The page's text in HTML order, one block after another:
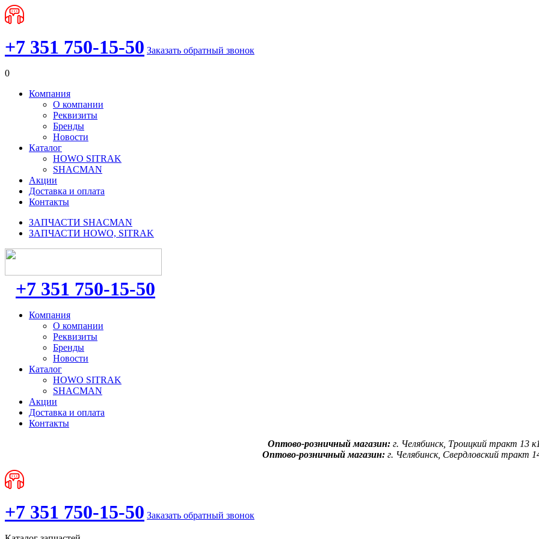
+7 351 750-15-50 Заказать обратный звонок
0
Компания
О компании
Реквизиты
Бренды
Новости
Каталог
HOWO SITRAK
SHACMAN
Акции
Доставка и оплата
Контакты
ЗАПЧАСТИ SHACMAN
ЗАПЧАСТИ HOWO, SITRAK
+7 351 750-15-50
Компания
О компании
Реквизиты
Бренды
Новости
Каталог
HOWO SITRAK
SHACMAN
Акции
Доставка и оплата
Контакты
Оптово-розничный магазин: г. Челябинск, Троицкий тракт 13
Оптово-розничный магазин:г. Челябинск, Свердловский тракт
+7 351 750-15-50 Заказать обратный звонок